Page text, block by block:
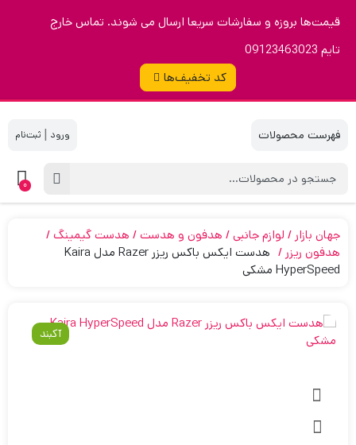
قیمت‌ها بروزه و سفارشات سریعا ارسال می شوند. تماس خارج
تایم 09123463023
کد تخفیف‌ها
|
0
جهان بازار لوازم جانبی هدفون و هدست
هدست گیمینگ
هدفون ریزر
هدست ایکس باکس ریزر Razer مدل Kaira
HyperSpeed مشکی
آکبند